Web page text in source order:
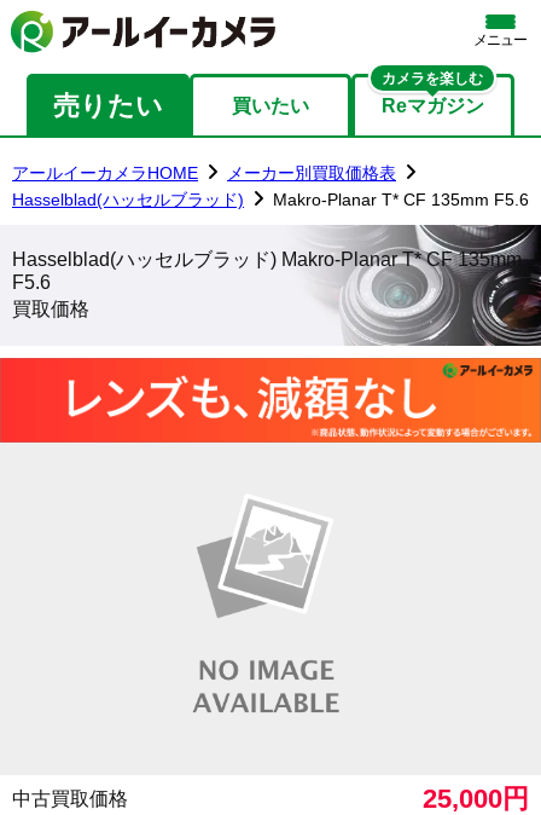
メニュー
売りたい 買いたい Reマガジン
カメラを楽しむ
アールイーカメラHOME
メーカー別買取価格表
Hasselblad(ハッセルブラッド)
Makro-Planar T* CF 135mm F5.6
Hasselblad(ハッセルブラッド) Makro-Planar T* CF 135mm
F5.6
買取価格
中古買取価格 25,000円